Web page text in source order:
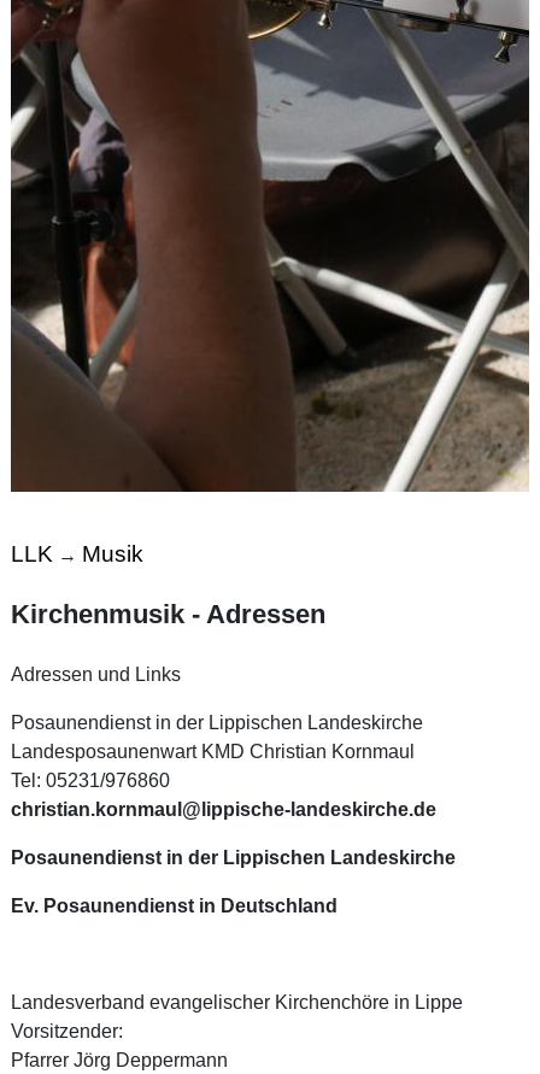
LLK → Musik
Kirchenmusik - Adressen
Adressen und Links
Posaunendienst in der Lippischen Landeskirche
Landesposaunenwart KMD Christian Kornmaul
Tel: 05231/976860
christian.kornmaul@lippische-landeskirche.de
Posaunendienst in der Lippischen Landeskirche
Ev. Posaunendienst in Deutschland
Landesverband evangelischer Kirchenchöre in Lippe
Vorsitzender:
Pfarrer Jörg Deppermann